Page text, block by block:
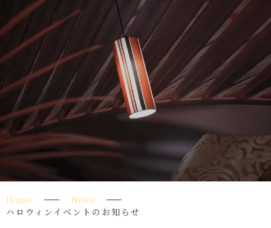
Home
News
ハロウィンイベントのお知らせ